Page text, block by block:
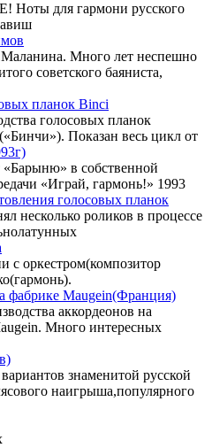
для гармони русского
Много лет неспешно
советского баяниста,
планок Binci
голосовых планок
Показан весь цикл от
в собственной
«Играй, гармонь!» 1993
голосовых планок
несколько роликов в процессе
с оркестром(композитор
фабрике Maugein(Франция)
аккордеонов на
Много интересных
знаменитой русской
наигрыша,популярного